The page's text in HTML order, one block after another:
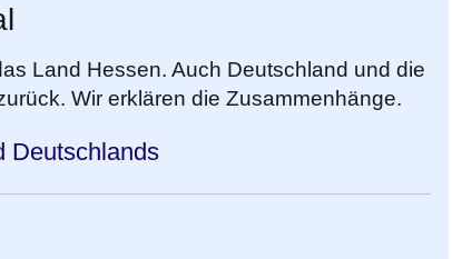
Land Hessen. Auch Deutschland und die
Wir erklären die Zusammenhänge.
Deutschlands